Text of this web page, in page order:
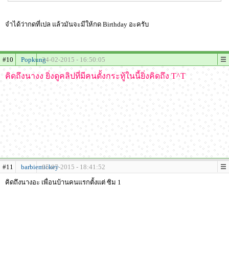
จำได้ว่ากดที่เปล แล้วมันจะมีให้กด Birthday อะครับ
#10 Popkung24-02-2015 - 16:50:05
คิดถึงนางง ยิ่งดูคลิปที่มีคนตั้งกระทู้ในนี้ยิ่งคิดถึง T^T
#11 barbiemickey05-07-2015 - 18:41:52
คิดถึงนางอะ เพื่อนบ้านคนแรกตั้งแต่ ซิม 1